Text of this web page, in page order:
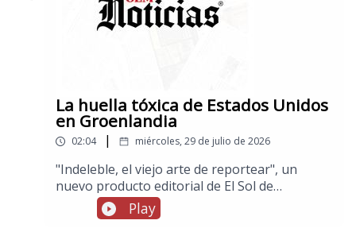
La huella tóxica de Estados Unidos
en Groenlandia
02:04 | miércoles, 29 de julio de 2026
"Indeleble, el viejo arte de reportear", un
nuevo producto editorial de El Sol de
México.Estados Unidos ha dejado en
Groenlandia una contaminación más extensa
Play